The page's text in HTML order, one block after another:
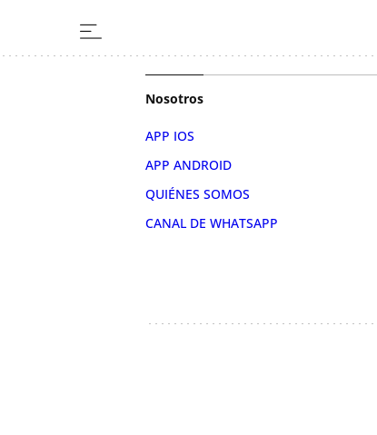
Nosotros
APP IOS
APP ANDROID
QUIÉNES SOMOS
CANAL DE WHATSAPP